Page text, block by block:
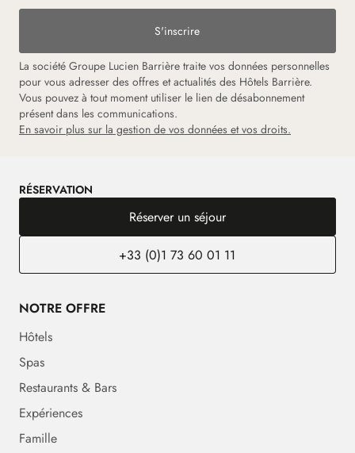
S'inscrire
La société Groupe Lucien Barrière traite vos données personnelles
pour vous adresser des offres et actualités des Hôtels Barrière.
Vous pouvez à tout moment utiliser le lien de désabonnement
présent dans les communications.
En savoir plus sur la gestion de vos données et vos droits.
RÉSERVATION
Réserver un séjour
+33 (0)1 73 60 01 11
NOTRE OFFRE
Hôtels
Spas
Restaurants & Bars
Expériences
Famille